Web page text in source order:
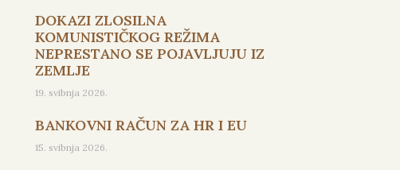
DOKAZI ZLOSILNA
KOMUNISTIČKOG REŽIMA
NEPRESTANO SE POJAVLJUJU IZ
ZEMLJE
19. svibnja 2026.
BANKOVNI RAČUN ZA HR I EU
15. svibnja 2026.